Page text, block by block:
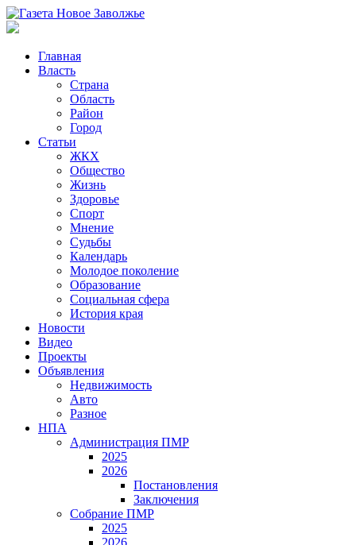
Главная
Власть
Страна
Область
Район
Город
Статьи
ЖКХ
Общество
Жизнь
Здоровье
Спорт
Мнение
Судьбы
Календарь
Молодое поколение
Образование
Социальная сфера
История края
Новости
Видео
Проекты
Объявления
Недвижимость
Авто
Разное
НПА
Администрация ПМР
2025
2026
Постановления
Заключения
Собрание ПМР
2025
2026